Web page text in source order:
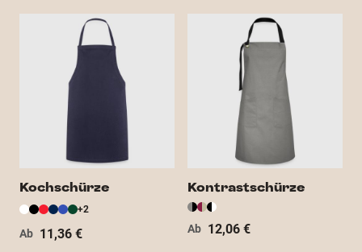
Kochschürze
+2
Ab 11,36 €
Kontrastschürze
Ab 12,06 €